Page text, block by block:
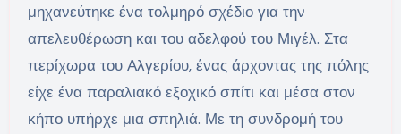
μηχανεύτηκε ένα τολμηρό σχέδιο για την
απελευθέρωση και του αδελφού του Μιγέλ. Στα
περίχωρα του Αλγερίου, ένας άρχοντας της πόλης
είχε ένα παραλιακό εξοχικό σπίτι και μέσα στον
κήπο υπήρχε μια σπηλιά. Με τη συνδρομή του